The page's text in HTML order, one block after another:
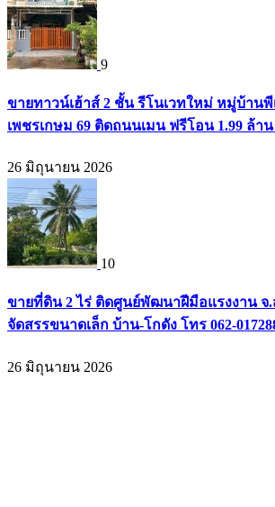
9
ขายทาวน์เฮ้าส์ 2 ชั้น รีโนเวทใหม่ หมู่บ้านพี
เพชรเกษม 69 ติดถนนเมน ฟรีโอน 1.99 ล้าน
26 มิถุนายน 2026
10
ขายที่ดิน 2 ไร่ ติดศูนย์พัฒนาฝีมือแรงงาน จ
จัดสรรขนาดเล็ก บ้าน-โกดัง โทร 062-
26 มิถุนายน 2026